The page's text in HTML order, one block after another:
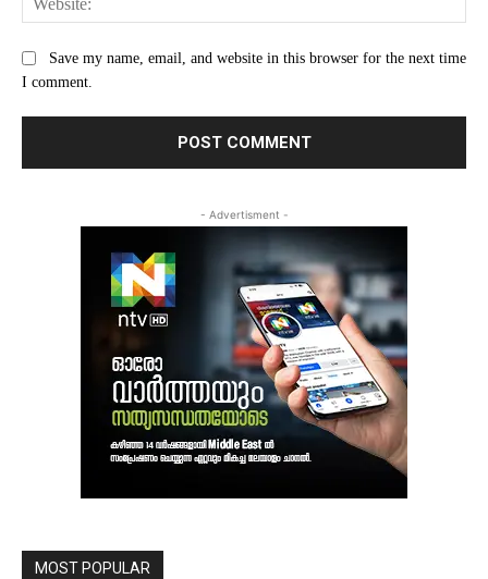
Save my name, email, and website in this browser for the next time
I comment.
- Advertisment -
MOST POPULAR